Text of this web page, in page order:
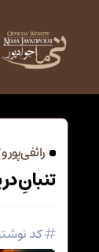
تنبانِ
کد نوشته: